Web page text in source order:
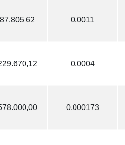
87.805,62 0,0011
0,0004
0,000173